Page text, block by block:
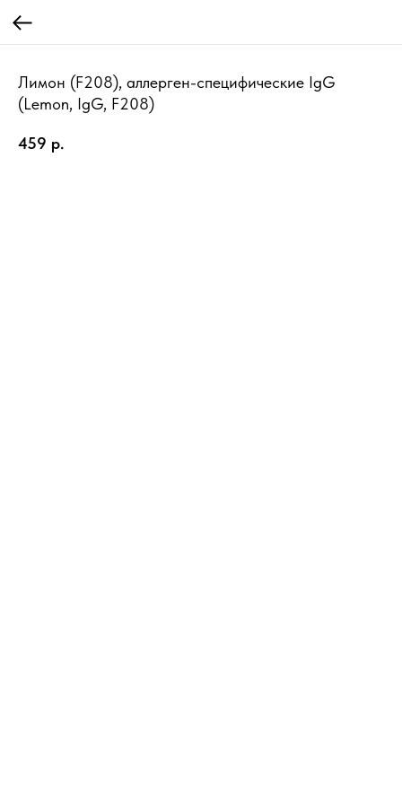
Лимон (F208), аллерген-специфические IgG
(Lemon, IgG, F208)
459 р.